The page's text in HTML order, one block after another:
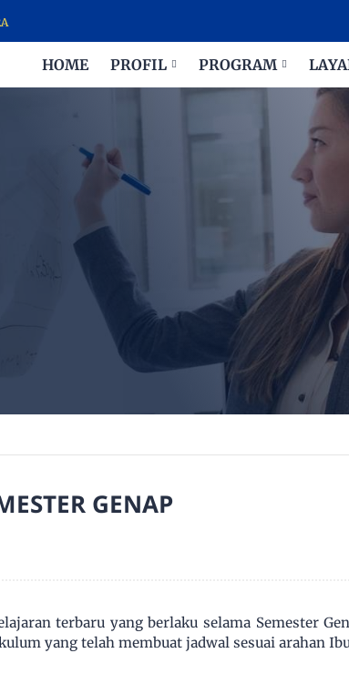
HOME PROFIL PROGRAM
GENAP
terbaru yang berlaku selama Semester
yang telah membuat jadwal sesuai arahan